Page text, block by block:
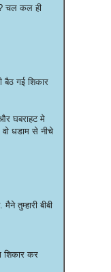
चल कल ही
गई शिकार
घबराहट मे
धडाम से नीचे
तुम्हारी बीबी
शिकार कर